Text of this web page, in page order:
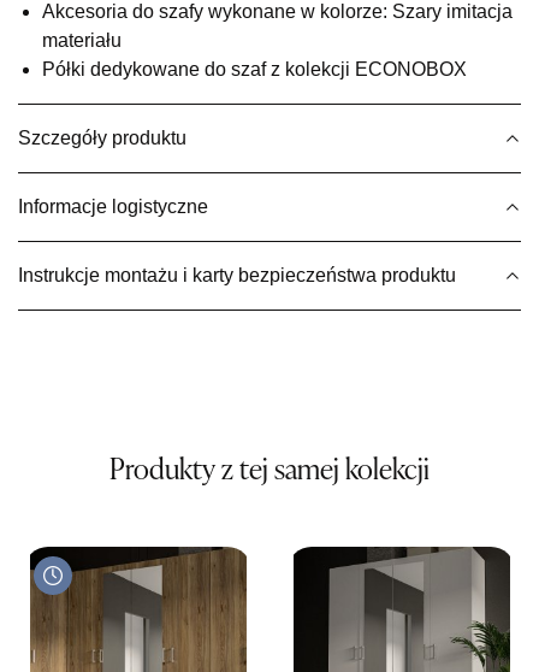
Wybierz
SALON MEBLOWY M JAK MEBLE
Salon meblowy
Nr tel.502668736
Adres e-mail:pph.catrin@wp.pl
Godziny otwarcia
SALON MEBLOWY MEBLE EXPO
76-200 SŁUPSK
Nr tel. 606350240
salon@mebleexpo.com.pl
Godziny otwarcia
Pn-Pt: 10:00-18:00, Sb: 10:00-15:00
Akcesoria do szafy wykonane w kolorze: Szary imitacja
materiału
Półki dedykowane do szaf z kolekcji ECONOBOX
Szczegóły produktu
Informacje logistyczne
Instrukcje montażu i karty bezpieczeństwa produktu
Produkty z tej samej kolekcji